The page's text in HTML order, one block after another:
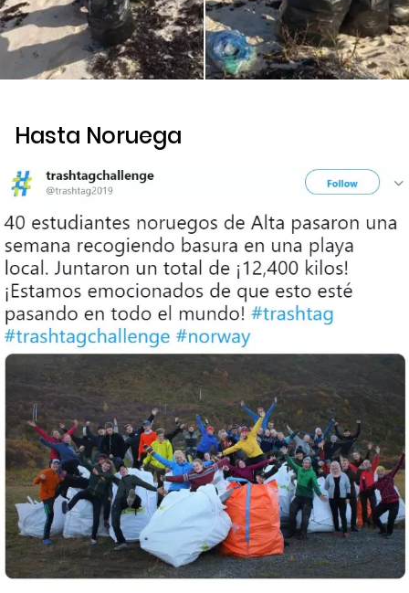
Hasta Noruega